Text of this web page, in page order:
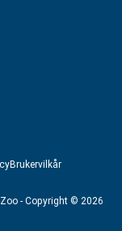
- Copyright © 2026
Brukervilkår